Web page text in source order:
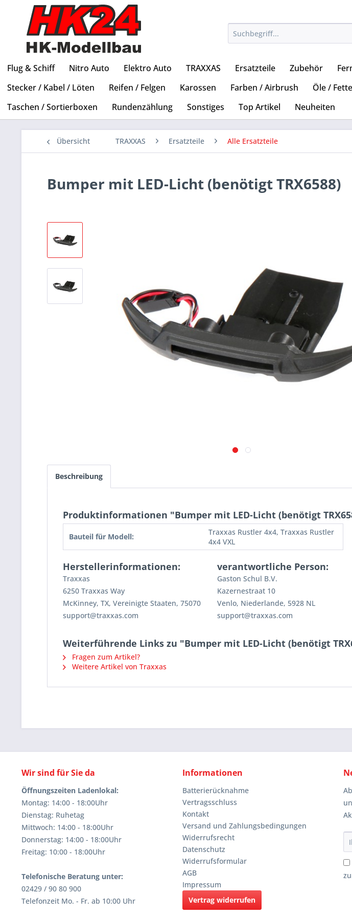
Flug & Schiff Nitro Auto Elektro Auto TRAXXAS Ersatzteile Zubehör
Stecker / Kabel / Löten
Reifen / Felgen Karossen Farben / Airbrush Öle /
Taschen / Sortierboxen
Rundenzählung Sonstiges Top Artikel Neuheiten
Übersicht TRAXXAS Ersatzteile Alle Ersatzteile
Bumper mit LED-Licht (benötigt TRX6588)
Beschreibung
Produktinformationen "Bumper mit LED-Licht (benötigt
Bauteil für Modell:
Traxxas Rustler 4x4, Traxxas Rustler
4x4 VXL
Herstellerinformationen:
Traxxas
6250 Traxxas Way
McKinney, TX, Vereinigte Staaten, 75070
support@traxxas.com
verantwortliche Person:
Gaston Schul B.V.
Kazernestraat 10
Venlo, Niederlande, 5928 NL
support@traxxas.com
Weiterführende Links zu "Bumper mit LED-Licht (benötigt
Fragen zum Artikel?
Weitere Artikel von Traxxas
Wir sind für Sie da
Öffnungszeiten Ladenlokal:
Montag: 14:00 - 18:00Uhr
Dienstag: Ruhetag
Mittwoch: 14:00 - 18:00Uhr
Donnerstag: 14:00 - 18:00Uhr
Freitag: 10:00 - 18:00Uhr
Telefonische Beratung unter:
02429 / 90 80 900
Telefonzeit Mo. - Fr. ab 10:00 Uhr
Informationen
Batterierücknahme
Vertragsschluss
Kontakt
Versand und Zahlungsbedingungen
Widerrufsrecht
Datenschutz
Widerrufsformular
AGB
Impressum
Vertrag widerrufen